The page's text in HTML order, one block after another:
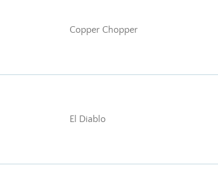
Copper Chopper
El Diablo